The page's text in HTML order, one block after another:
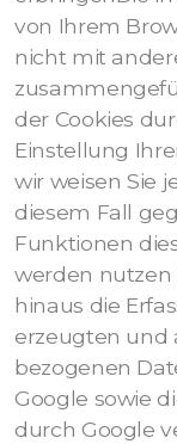
von Ihrem
nicht mit
der Cookies
Einstellung
wir weisen Sie
diesem Fall
Funktionen
werden nutzen
hinaus die
erzeugten und
bezogenen
Google sowie
durch Google